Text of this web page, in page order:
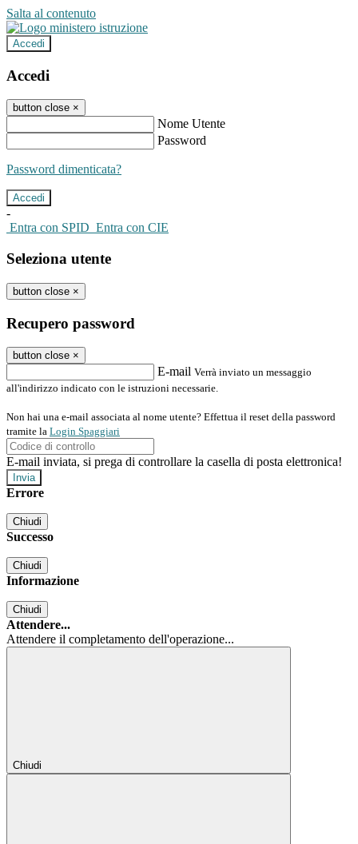
Salta al contenuto
Accedi
Accedi
button close ×
Nome Utente
Password
Password dimenticata?
-
Entra con SPID Entra con CIE
Seleziona utente
button close ×
Recupero password
button close ×
E-mail Verrà inviato un messaggio
all'indirizzo indicato con le istruzioni necessarie.
Non hai una e-mail associata al nome utente? Effettua il reset della password
tramite la Login Spaggiari
E-mail inviata, si prega di controllare la casella di posta elettronica!
Errore
Chiudi
Successo
Chiudi
Informazione
Chiudi
Attendere...
Attendere il completamento dell'operazione...
Chiudi